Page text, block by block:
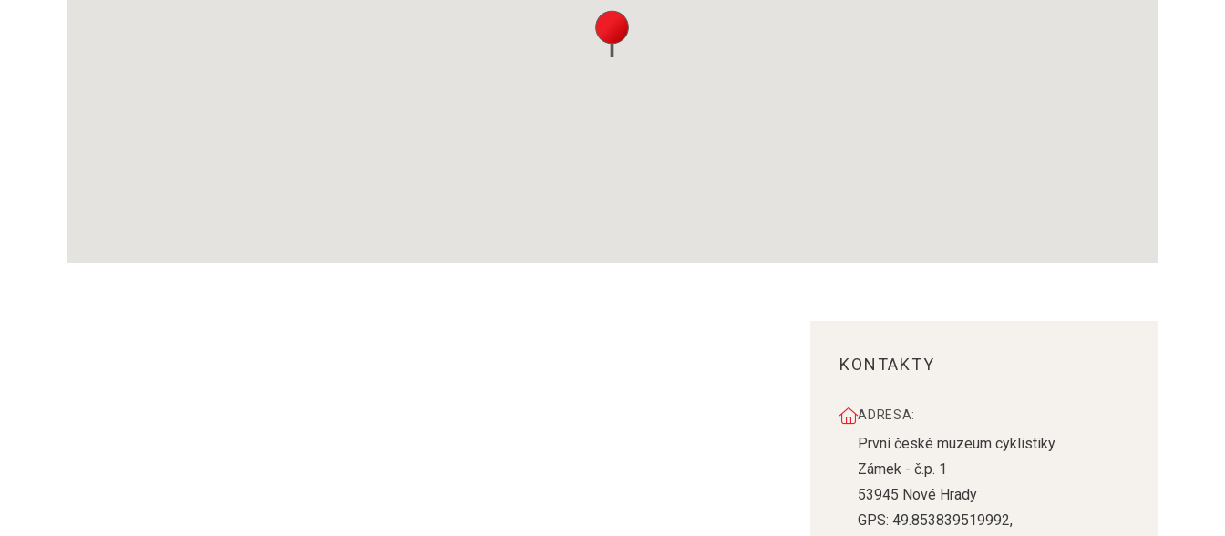
KONTAKTY
ADRESA:
První české muzeum cyklistiky
Zámek - č.p. 1
53945 Nové Hrady
GPS:49.853839519992,